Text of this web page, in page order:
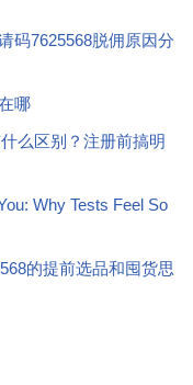
码7625568脱佣原因分
哪
么区别？注册前搞明
Why Tests Feel So
的提前选品和囤货思